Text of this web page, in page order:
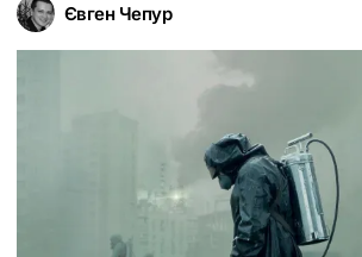
Євген Чепур